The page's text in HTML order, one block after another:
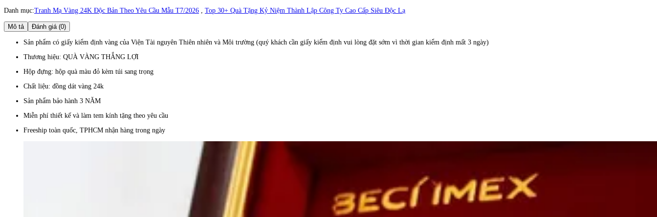
Danh mục:Tranh Mạ Vàng 24K Độc Bản Theo Yêu Cầu Mẫu T7/2026 Top 30+ Quà Tặng Kỷ Niệm Thành Lập Công Ty Cao Cấp Siêu Độc Lạ
Mô tả Đánh giá (0)
Sản phẩm có giấy kiểm định vàng của Viện Tài nguyên Thiên nhiên và Môi trường (quý khách cần giấy kiểm định vui lòng đặt sớm vì thời gian kiểm định mất 3 ngày)
Thương hiệu: QUÀ VÀNG THẮNG LỢI
Hộp đựng: hộp quà màu đỏ kèm túi sang trọng
Chất liệu: đồng dát vàng 24k
Sản phẩm bảo hành 3 NĂM
Miễn phí thiết kế và làm tem kính tặng theo yêu cầu
Freeship toàn quốc, TPHCM nhận hàng trong ngày